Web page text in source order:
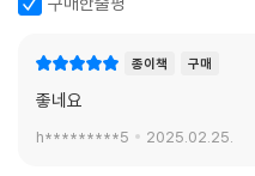
가능한 일이라 할 수 있다. 천병희
옛날 부자들의 재산 규모를 표현
들이 자기 집에 갈 수 없었다는 식
종이책 구매
좋네요
h*********5 2025.02.25.